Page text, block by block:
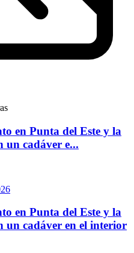
en Punta del Este y la
un cadáver e...
en Punta del Este y la
un cadáver en el interior